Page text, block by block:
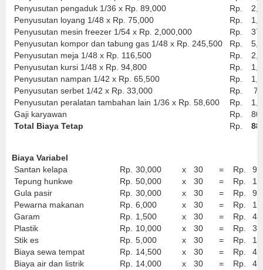
Penyusutan pengaduk 1/36 x Rp. 89,000
Rp.
Penyusutan loyang 1/48 x Rp. 75,000
Rp.
Penyusutan mesin freezer 1/54 x Rp. 2,000,000
Rp.
Penyusutan kompor dan tabung gas 1/48 x Rp. 245,500
Rp.
Penyusutan meja 1/48 x Rp. 116,500
Rp.
Penyusutan kursi 1/48 x Rp. 94,800
Rp.
Penyusutan nampan 1/42 x Rp. 65,500
Rp.
Penyusutan serbet 1/42 x Rp. 33,000
Rp.
Penyusutan peralatan tambahan lain 1/36 x Rp. 58,600
Rp.
Gaji karyawan
Rp.
Total Biaya Tetap
Rp.
Biaya Variabel
Santan kelapa
Rp. 30,000 x 30 = Rp.
Tepung hunkwe
Rp. 50,000 x 30 = Rp.
Gula pasir
Rp. 30,000 x 30 = Rp.
Pewarna makanan
Rp. 6,000 x 30 = Rp.
Garam
Rp. 1,500 x 30 = Rp.
Plastik
Rp. 10,000 x 30 = Rp.
Stik es
Rp. 5,000 x 30 = Rp.
Biaya sewa tempat
Rp. 14,500 x 30 = Rp.
Biaya air dan listrik
Rp. 14,000 x 30 = Rp.